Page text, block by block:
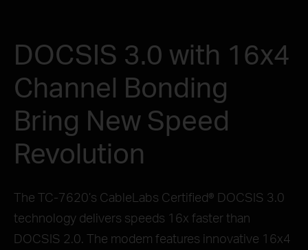
DOCSIS 3.0 with 16x4
Channel Bonding
Bring New Speed
Revolution
The TC-7620’s CableLabs Certified® DOCSIS 3.0
technology delivers speeds 16x faster than
DOCSIS 2.0. The modem features innovative 16x4